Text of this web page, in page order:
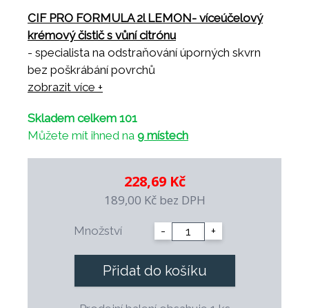
CIF PRO FORMULA 2l LEMON- víceúčelový
krémový čistič s vůní citrónu
- specialista na odstraňování úporných skvrn
bez poškrábání povrchů
- krémové složení s mikročásticemi, ideální na
- čistí do hloubky, povrchy oživí, odstraňuje
napálené zbytky jídla, odolnou mastnotu nebo
vodní kámen
- nejlépe účinkuje na keramiku, smalt, plast,
nerezovou ocel, hliníkové povrchy a na
sklokeramické desky
- možnost nanášet na vlhkou tkaninu nebo i
rovnou na znečištěné povrchy
zobrazit více +
Skladem celkem 101
Můžete mít ihned na 9 místech
228,69 Kč
189,00 Kč bez DPH
Množství - +
Přidat do košíku